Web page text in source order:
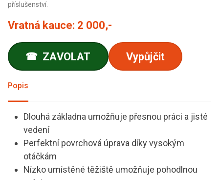
příslušenství.
Vratná kauce: 2 000,-
☎ ZAVOLAT Vypůjčit
Popis
Dlouhá základna umožňuje přesnou práci a jisté
vedení
Perfektní povrchová úprava díky vysokým
otáčkám
Nízko umístěné těžiště umožňuje pohodlnou